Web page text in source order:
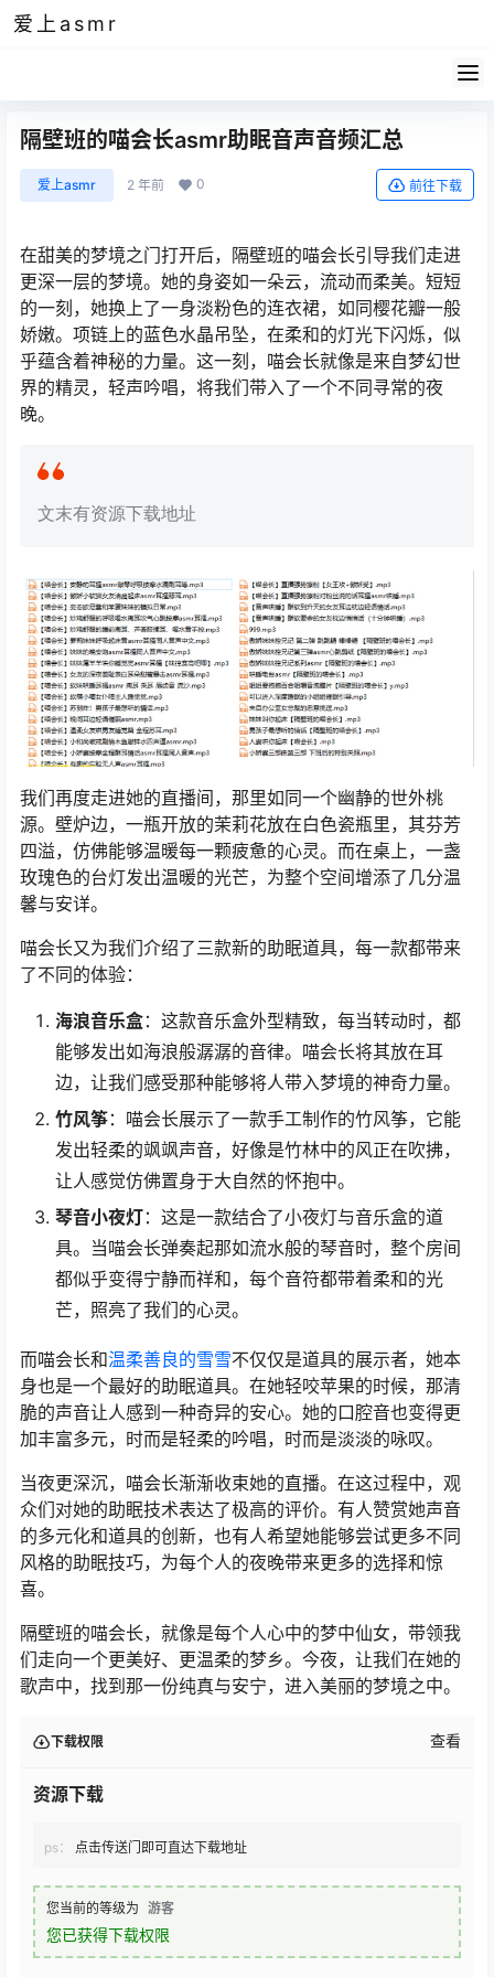
爱上asmr
隔壁班的喵会长asmr助眠音声音频汇总
爱上asmr 2 年前 0 前往下载
在甜美的梦境之门打开后，隔壁班的喵会长引导我们走进
更深一层的梦境。她的身姿如一朵云，流动而柔美。短短
的一刻，她换上了一身淡粉色的连衣裙，如同樱花瓣一般
娇嫩。项链上的蓝色水晶吊坠，在柔和的灯光下闪烁，似
乎蕴含着神秘的力量。这一刻，喵会长就像是来自梦幻世
界的精灵，轻声吟唱，将我们带入了一个不同寻常的夜
晚。
文末有资源下载地址
我们再度走进她的直播间，那里如同一个幽静的世外桃
源。壁炉边，一瓶开放的茉莉花放在白色瓷瓶里，其芬芳
四溢，仿佛能够温暖每一颗疲惫的心灵。而在桌上，一盏
玫瑰色的台灯发出温暖的光芒，为整个空间增添了几分温
馨与安详。
喵会长又为我们介绍了三款新的助眠道具，每一款都带来
了不同的体验：
海浪音乐盒：这款音乐盒外型精致，每当转动时，都
能够发出如海浪般潺潺的音律。喵会长将其放在耳
边，让我们感受那种能够将人带入梦境的神奇力量。
竹风筝：喵会长展示了一款手工制作的竹风筝，它能
发出轻柔的飒飒声音，好像是竹林中的风正在吹拂，
让人感觉仿佛置身于大自然的怀抱中。
琴音小夜灯：这是一款结合了小夜灯与音乐盒的道
具。当喵会长弹奏起那如流水般的琴音时，整个房间
都似乎变得宁静而祥和，每个音符都带着柔和的光
芒，照亮了我们的心灵。
而喵会长和温柔善良的雪雪不仅仅是道具的展示者，她本
身也是一个最好的助眠道具。在她轻咬苹果的时候，那清
脆的声音让人感到一种奇异的安心。她的口腔音也变得更
加丰富多元，时而是轻柔的吟唱，时而是淡淡的咏叹。
当夜更深沉，喵会长渐渐收束她的直播。在这过程中，观
众们对她的助眠技术表达了极高的评价。有人赞赏她声音
的多元化和道具的创新，也有人希望她能够尝试更多不同
风格的助眠技巧，为每个人的夜晚带来更多的选择和惊
喜。
隔壁班的喵会长，就像是每个人心中的梦中仙女，带领我
们走向一个更美好、更温柔的梦乡。今夜，让我们在她的
歌声中，找到那一份纯真与安宁，进入美丽的梦境之中。
下载权限 查看
资源下载
ps： 点击传送门即可直达下载地址
您当前的等级为 游客
您已获得下载权限